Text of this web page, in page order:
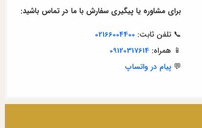
برای مشاوره یا پیگیری سفارش با ما در تماس باشید:
📞 تلفن ثابت: 02166004400
📱 همراه:09120317614
💬پیام در واتساپ